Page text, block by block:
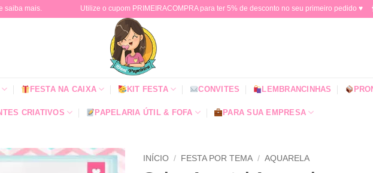
saiba mais. Utilize o cupom PRIMEIRACOMPRA para ter 5% de desconto no seu primeiro pedido ♥​
FESTA NA CAIXA KIT FESTA CONVITES LEMBRANCINHAS
CRIATIVOS PAPELARIA ÚTIL & FOFA PARA SUA EMPRESA
INÍCIO / FESTA POR TEMA / AQUARELA